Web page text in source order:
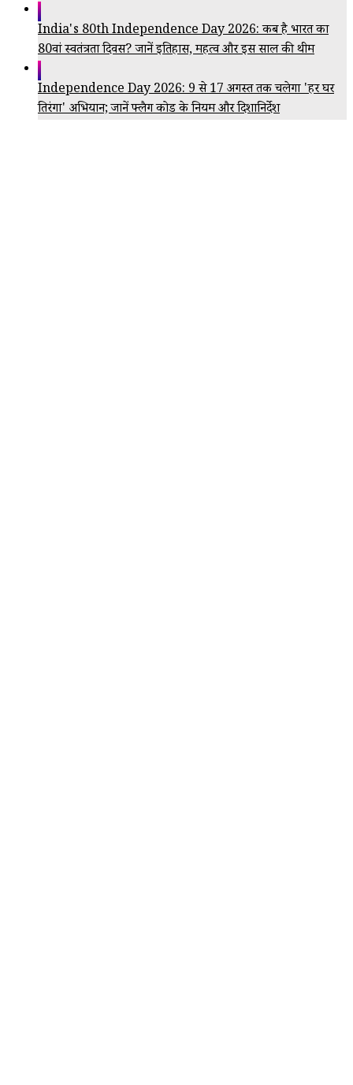
India's 80th Independence Day 2026: कब है भारत का
80वां स्वतंत्रता दिवस? जानें इतिहास, महत्व और इस साल की थीम
Independence Day 2026: 9 से 17 अगस्त तक चलेगा 'हर घर
तिरंगा' अभियान; जानें फ्लैग कोड के नियम और दिशानिर्देश